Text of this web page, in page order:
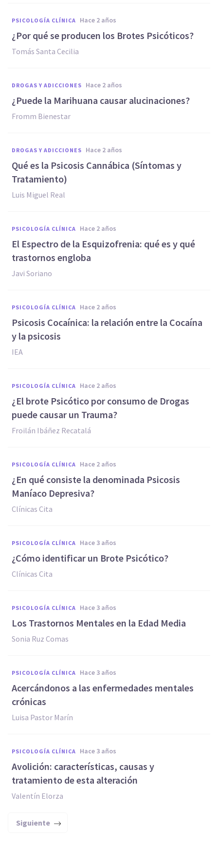
PSICOLOGÍA CLÍNICA hace 2 años
¿Por qué se producen los Brotes Psicóticos?
Tomás Santa Cecilia
DROGAS Y ADICCIONES hace 2 años
¿Puede la Marihuana causar alucinaciones?
Fromm Bienestar
DROGAS Y ADICCIONES hace 2 años
Qué es la Psicosis Cannábica (Síntomas y
Tratamiento)
Luis Miguel Real
PSICOLOGÍA CLÍNICA hace 2 años
El Espectro de la Esquizofrenia: qué es y qué
trastornos engloba
Javi Soriano
PSICOLOGÍA CLÍNICA hace 2 años
Psicosis Cocaínica: la relación entre la Cocaína
y la psicosis
IEA
PSICOLOGÍA CLÍNICA hace 2 años
¿El brote Psicótico por consumo de Drogas
puede causar un Trauma?
Froilán Ibáñez Recatalá
PSICOLOGÍA CLÍNICA hace 2 años
¿En qué consiste la denominada Psicosis
Maníaco Depresiva?
Clínicas Cita
PSICOLOGÍA CLÍNICA hace 3 años
¿Cómo identificar un Brote Psicótico?
Clínicas Cita
PSICOLOGÍA CLÍNICA hace 3 años
Los Trastornos Mentales en la Edad Media
Sonia Ruz Comas
PSICOLOGÍA CLÍNICA hace 3 años
Acercándonos a las enfermedades mentales
crónicas
Luisa Pastor Marín
PSICOLOGÍA CLÍNICA hace 3 años
Avolición: características, causas y
tratamiento de esta alteración
Valentín Elorza
Siguiente